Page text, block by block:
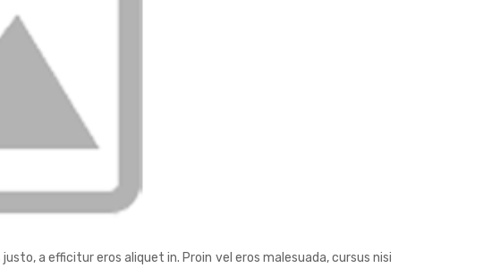
a efficitur eros aliquet in. Proin vel eros malesuada, cursus nisi